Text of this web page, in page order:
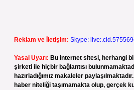
Reklam ve İletişim: Skype:
Yasal Uyarı: Bu internet sitesi, herhangi
şirketi ile hiçbir bağlantısı
hazırladığımız makaleler
haber niteliği taşımamakta olup, gerçek